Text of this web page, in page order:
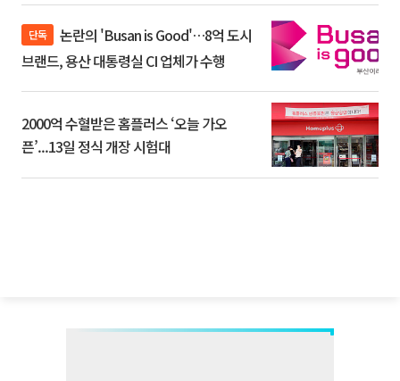
단독
브랜드, 용산 대통령실 CI 업체가 수행
2000억 수혈받은 홈플러스 ‘오늘 가오
픈’...13일 정식 개장 시험대